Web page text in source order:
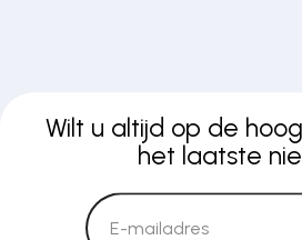
Wilt u altijd op de
het laatste